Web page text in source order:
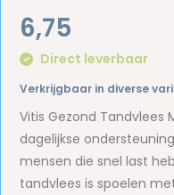
6,75
Direct leverbaar
Verkrijgbaar in diverse
Vitis Gezond Tandvlees
dagelijkse
mensen die snel last
tandvlees is spoelen